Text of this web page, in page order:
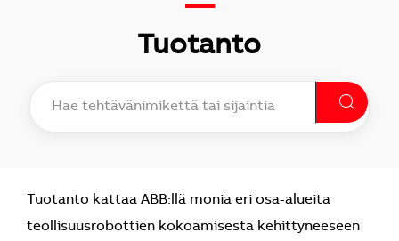
—
Tuotanto
Tuotanto kattaa ABB:llä monia eri osa-alueita
teollisuusrobottien kokoamisesta kehittyneeseen